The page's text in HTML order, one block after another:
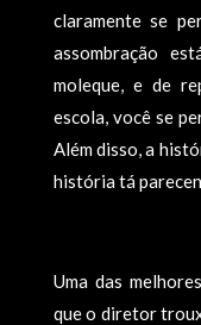
claramente se
assombração
moleque, e de
escola, você se
Além disso, a
história tá
Uma das
que o diretor